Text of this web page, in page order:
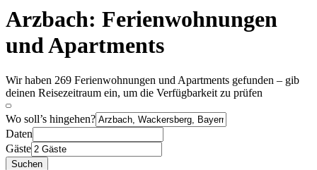
Arzbach: Ferienwohnungen
und Apartments
Wir haben 269 Ferienwohnungen und Apartments gefunden – gib
deinen Reisezeitraum ein, um die Verfügbarkeit zu prüfen
Wo soll’s hingehen?
Daten
Gäste
Suchen